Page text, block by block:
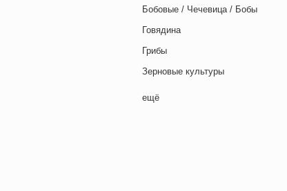
Бобовые / Чечевица / Бобы
Говядина
Грибы
Зерновые культуры
Картофель
ещё